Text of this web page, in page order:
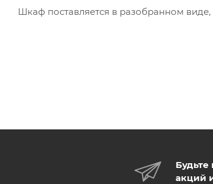
Шкаф поставляется в разобранном
Будьте
акций